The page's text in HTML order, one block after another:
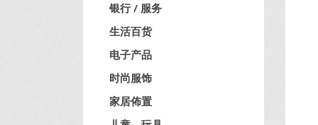
银行 / 服务
生活百货
电子产品
时尚服饰
家居佈置